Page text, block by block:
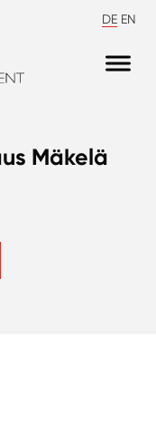
DE EN
Mäkelä